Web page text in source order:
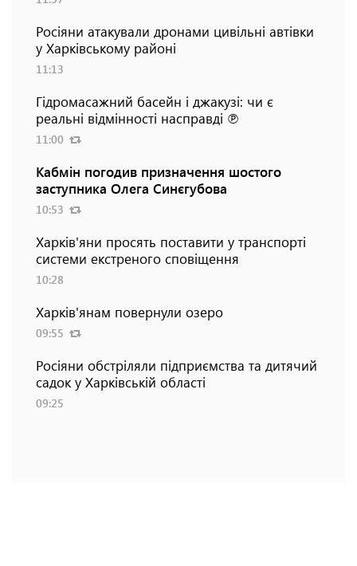
Росіяни атакували дронами цивільні автівки
у Харківському районі
11:13
Гідромасажний басейн і джакузі: чи є
реальні відмінності насправді ℗
11:00
Кабмін погодив призначення шостого
заступника Олега Синєгубова
10:53
Харків'яни просять поставити у транспорті
системи екстреного сповіщення
10:28
Харків'янам повернули озеро
09:55
Росіяни обстріляли підприємства та дитячий
садок у Харківській області
09:25